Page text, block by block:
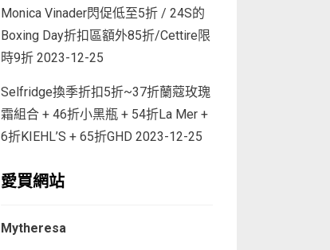
Monica Vinader閃促低至5折 / 24S的
Boxing Day折扣區額外85折/Cettire限
時9折 2023-12-25
Selfridge換季折扣5折~37折蘭蔻玫瑰
霜組合 + 46折小黑瓶 + 54折La Mer +
6折KIEHL’S + 65折GHD 2023-12-25
愛買網站
Mytheresa